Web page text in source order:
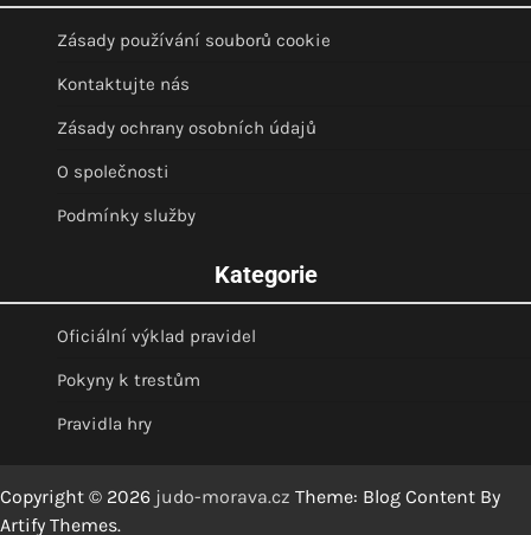
Zásady používání souborů cookie
Kontaktujte nás
Zásady ochrany osobních údajů
O společnosti
Podmínky služby
Kategorie
Oficiální výklad pravidel
Pokyny k trestům
Pravidla hry
Copyright © 2026 judo-morava.cz Theme: Blog Content By
Artify Themes.